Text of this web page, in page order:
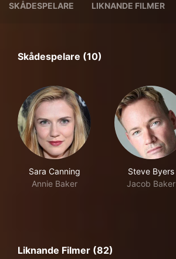
SKÅDESPELARE LIKNANDE FILMER
Skådespelare (10)
Sara Canning
Annie Baker
Steve Byers
Jacob Baker
Liknande Filmer (82)